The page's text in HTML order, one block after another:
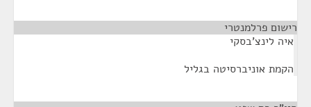
רישום פרלמנטרי
איה לינצ'בסקי
הקמת אוניברסיטה בגליל